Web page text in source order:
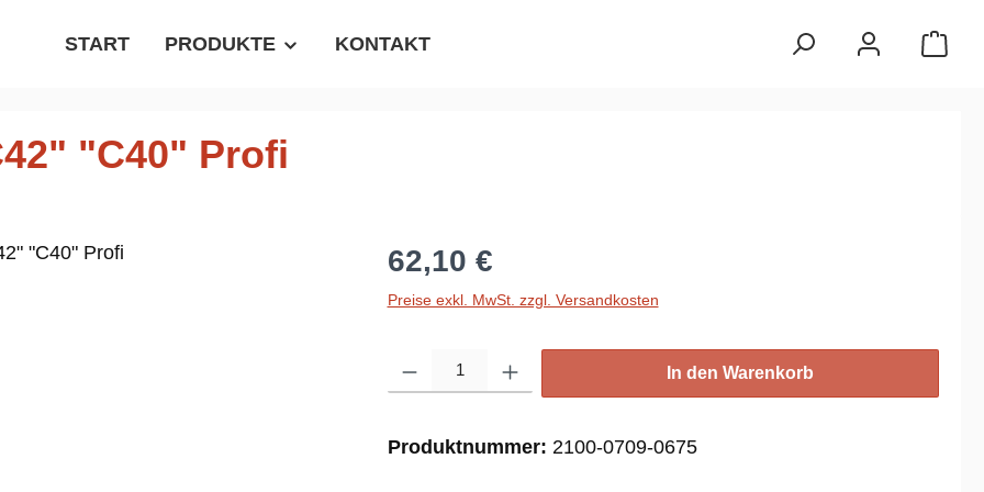
START
PRODUKTE KONTAKT
"C40" Profi
Regulärer Preis:
62,10 €
Preise exkl. MwSt. zzgl. Versandkosten
In den Warenkorb
Produktnummer: 2100-0709-0675